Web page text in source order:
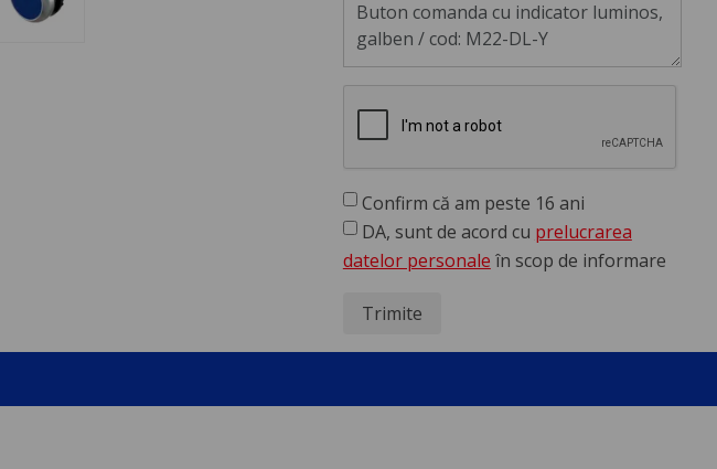
Confirm că am peste 16 ani
DA, sunt de acord cu prelucrarea
datelor personale în scop de informare
Trimite